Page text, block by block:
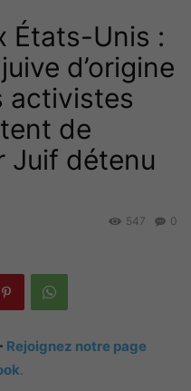
États-Unis :
d’origine
activistes
de
Juif détenu
0
547
Rejoignez notre page
.